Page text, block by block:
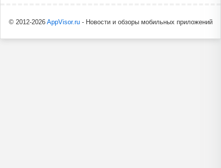
© 2012-2026 AppVisor.ru- Новости и обзоры мобильных приложений